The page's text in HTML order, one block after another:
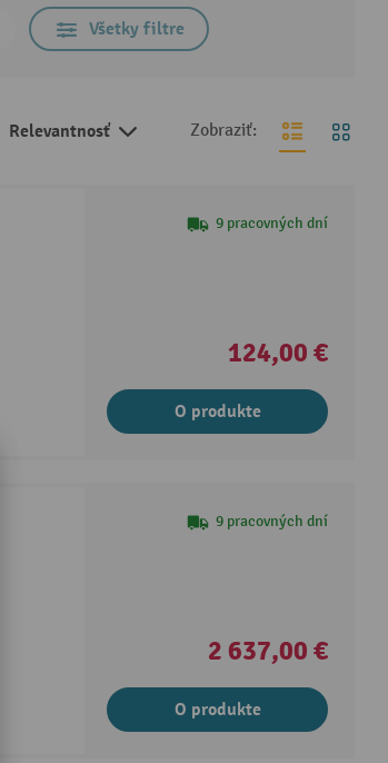
Všetky filtre
Relevantnosť Zobraziť:
9 pracovných dní
124,00 €
O produkte
9 pracovných dní
2 637,00 €
O produkte